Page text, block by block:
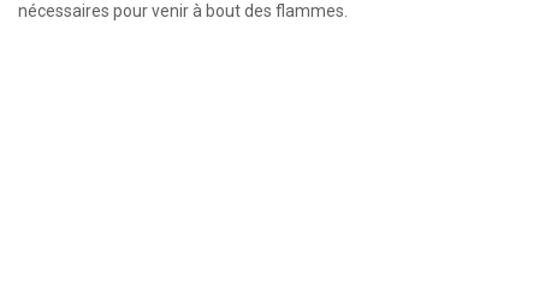
nécessaires pour venir à bout des flammes.